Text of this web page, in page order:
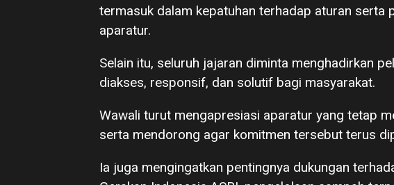
termasuk dalam kepatuhan terhadap aturan serta
aparatur.
Selain itu, seluruh jajaran diminta menghadirkan
diakses, responsif, dan solutif bagi masyarakat.
Wawali turut mengapresiasi aparatur yang tetap
serta mendorong agar komitmen tersebut terus
Ia juga mengingatkan pentingnya dukungan